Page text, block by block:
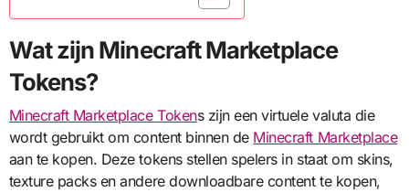
Wat zijn Minecraft Marketplace
Tokens?
Minecraft Marketplace Tokens zijn een virtuele valuta die
wordt gebruikt om content binnen de Minecraft Marketplace
aan te kopen. Deze tokens stellen spelers in staat om skins,
texture packs en andere downloadbare content te kopen,